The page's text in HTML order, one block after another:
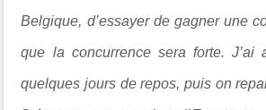
Belgique, d’essayer de gagner une
que la concurrence sera forte. J’ai
quelques jours de repos, puis on